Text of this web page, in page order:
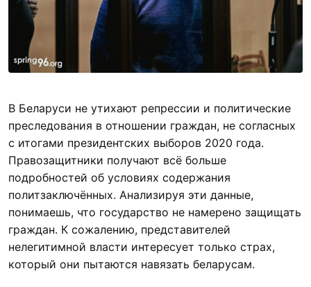
В Беларуси не утихают репрессии и политические
преследования в отношении граждан, не согласных
с итогами президентских выборов 2020 года.
Правозащитники получают всё больше
подробностей об условиях содержания
политзаключённых. Анализируя эти данные,
понимаешь, что государство не намерено защищать
граждан. К сожалению, представителей
нелегитимной власти интересует только страх,
который они пытаются навязать беларусам.